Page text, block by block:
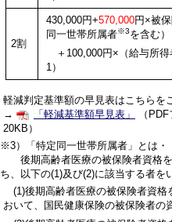
2割
430,000円+570,000円×被
同一世帯所属者※3を含む）
＋100,000円×（給与所得
1）
軽減判定基準額の早見表はこちらを
→
「軽減基準額早見表」
（PDF
20KB）
※3）「特定同一世帯所属者」とは・
後期高齢者医療の被保険者資格を
ち、以下の(1)及び(2)に該当する者を
(1)後期高齢者医療の被保険者資格
おいて、国民健康保険の被保険者の